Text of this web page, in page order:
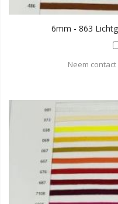
6mm - 863
Neem